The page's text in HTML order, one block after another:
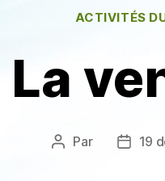
ACTIVITÉS
La
Auteur
Par
Date
19